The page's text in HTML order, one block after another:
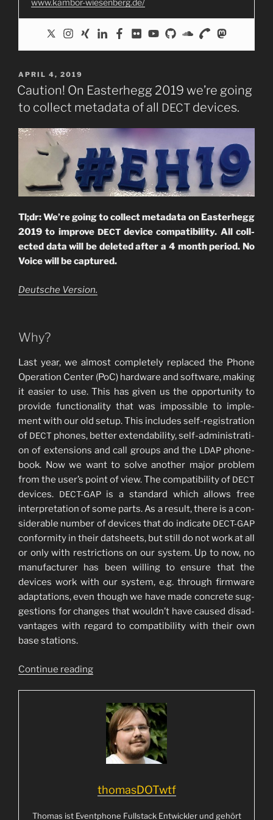
Meta­
da­
ten
der
www.kambor-wiesenberg.de/
POSTED
ON
APRIL 4, 2019
Caution! On Easterhegg 2019 we’re going
to collect metadata of all DECT devices.
Tl;dr: We’­re going to coll­ect meta­da­ta on Eas­ter­hegg
2019 to impro­ve DECTdevice com­pa­ti­bi­li­ty. All coll­
ec­ted data will be dele­ted after a 4 month peri­od. No
Voice will be captured.
Deut­sche Version.
Why?
Last year, we almost com­ple­te­ly repla­ced the Pho­ne
Ope­ra­ti­on Cen­ter (PoC) hard­ware and soft­ware, making
it easier to use. This has given us the oppor­tu­ni­ty to
pro­vi­de func­tion­a­li­ty that was impos­si­ble to imple­
ment with our old set­up. This includes self-regis­tra­ti­on
of DECT pho­nes, bet­ter exten­da­bili­ty, self-admi­nis­tra­ti­
on of exten­si­ons and call groups and the LDAPphone­
book. Now we want to sol­ve ano­ther major pro­blem
from the user’s point of view. The com­pa­ti­bi­li­ty of DECT
devices. DECT-GAPis a stan­dard which allows free
inter­pre­ta­ti­on of some parts. As a result, the­re is a con­
sidera­ble num­ber of devices that do indi­ca­te DECT-GAP
con­for­mi­ty in their dats­heets, but still do not work at all
or only with rest­ric­tions on our sys­tem. Up to now, no
manu­fac­tu­rer has been wil­ling to ensu­re that the
devices work with our sys­tem, e.g. through firm­ware
adapt­a­ti­ons, even though we have made con­cre­te sug­
ges­ti­ons for chan­ges that wouldn’t have cau­sed dis­ad­
van­ta­ges with regard to com­pa­ti­bi­li­ty with their own
base stations.
Con­ti­nue rea­ding“Cau­
Eas­
ter­
hegg
we’re
to
thomasDOTwtf
Tho­mas ist Event­phone Full­stack Ent­wick­ler und gehört